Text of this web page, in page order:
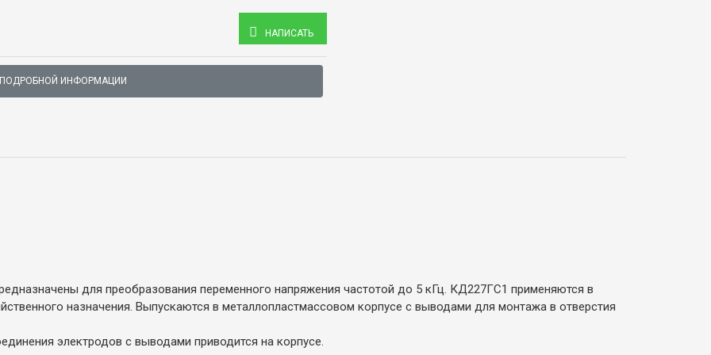
НАПИСАТЬ
ИНФОРМАЦИИ
для преобразования переменного напряжения частотой до 5 кГц. КД227ГС1 применяются в
назначения. Выпускаются в металлопластмассовом корпусе с выводами для монтажа в отверстия
электродов с выводами приводится на корпусе.